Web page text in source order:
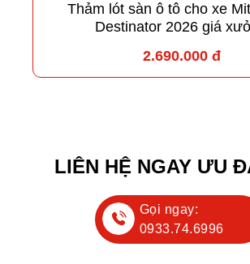
Thảm lót sàn ô tô cho xe
Destinator 2026 giá
2.690.000 đ
LIÊN HỆ NGAY ƯU
Gọi ngay:
0933.74.6996